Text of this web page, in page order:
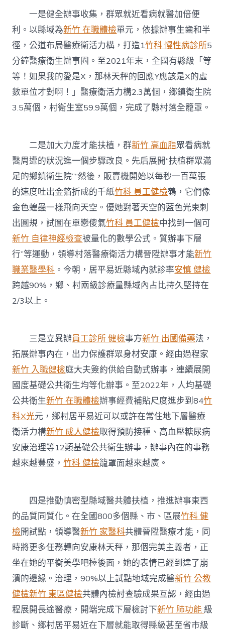
一是健全辦事收集，群眾就近看病就醫加倍便
利。以縣域為新竹 在職體檢單元，依據辦事生齒和半
徑，公道布局醫療衛活力構，打造1竹科 慢性病診所5
分鐘醫療衛生辦事圈。至2021年末，全國有縣級「等
等！如果我的愛是X，那林天秤的回應Y應該是X的虛
數單位才對啊！」醫療衛活力構2.3萬個，鄉鎮衛生院
3.5萬個，村衛生室59.9萬個，完成了縣村落全籠罩。
二是加大力度才能扶植，群新竹 高血脂眾看病就
醫周遭的狀況進一個步驟改良。先后展開“扶植群眾滿
足的鄉鎮衛生院”“然後，販賣機開始以每秒一百萬張
的速度吐出金箔折成的千紙竹科 員工健檢鶴，它們像
金色蝗蟲一樣飛向天空。優她對著天空的藍色光束刺
出圓規，試圖在單戀傻氣竹科 員工健檢中找到一個可
新竹 自律神經檢查被量化的數學公式。質辦事下層
行”等運動，領導村落醫療衛活力構晉陞辦事才能新竹
職業醫學科 。今朝，居平易近縣域內就診率安慎 健檢
跨越90%，鄉、村兩級診療量縣域內占比持久堅持在
2/3以上。
三是立異辦員工診所 健檢事方新竹 出國備藥法，
拓展辦事內在，出力保護群眾身材安康。經由過程家
新竹 入職健檢庭大夫簽約供給自動式辦事，連續展開
國度基礎公共衛生均等化辦事。至2022年，人均基礎
公共衛生新竹 在職體檢辦事經費補貼尺度進步到84竹
科X光元，鄉村居平易近可以或許在常住地下層醫療
衛活力構新竹 成人健檢取得預防接種、高血壓糖尿病
安康治理等12類基礎公共衛生辦事，辦事內在的事務
越來越豐盛，竹科 健檢籠罩面越來越廣。
四是推動慎密型縣域醫共體扶植，推進辦事東西
的品質同質化。在全國800多個縣、市、區展竹科 健
檢開試點，領導醫新竹 家醫科共體晉陞醫療才能，同
時將更多任務轉向安康林天秤，那個完美主義者，正
坐在她的平衡美學吧檯後面，她的表情已經到達了崩
潰的邊緣。治理，90%以上試點地域完成醫新竹 公教
健檢新竹 東區健檢共體內檢討查驗成果互認，經由過
程展開長途醫療，開端完成下層檢討下新竹 肺功能 級
診斷、鄉村居平易近在下層就能取得縣級甚至省市級